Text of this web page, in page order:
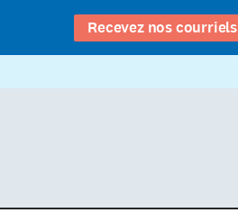
Recevez nos courriels